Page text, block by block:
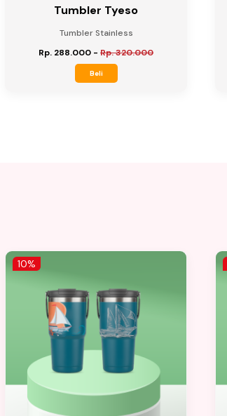
Tumbler Tyeso
Tumbler Stainless
Rp. 288.000 - Rp. 320.000
Beli
10%